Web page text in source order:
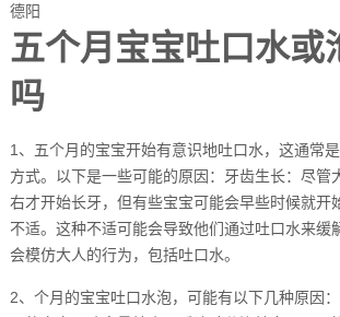
德阳
五个月宝宝吐口水或
吗
1、五个月的宝宝开始有意识地吐口水，这通常
方式。以下是一些可能的原因：牙齿生长：尽管
右才开始长牙，但有些宝宝可能会早些时候就开
不适。这种不适可能会导致他们通过吐口水来缓
会模仿大人的行为，包括吐口水。
2、个月的宝宝吐口水泡，可能有以下几种原因